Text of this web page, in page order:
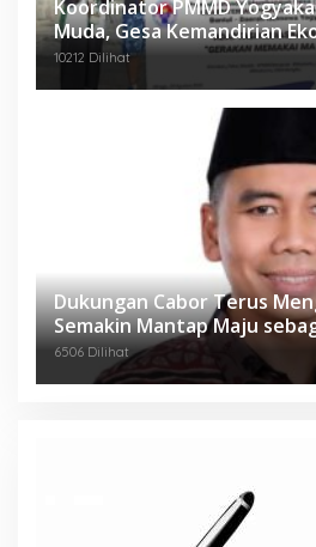
Koordinator PMMD
Muda, Gesa Kemandirian
Desa
10212 Dilihat
Dukungan Cabor Terus
Semakin Mantap Maju
KONI
6506 Dilihat